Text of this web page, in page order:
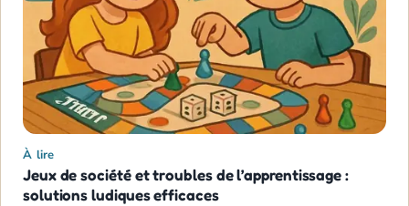
À lire
Jeux de société et troubles de l’apprentissage :
solutions ludiques efficaces